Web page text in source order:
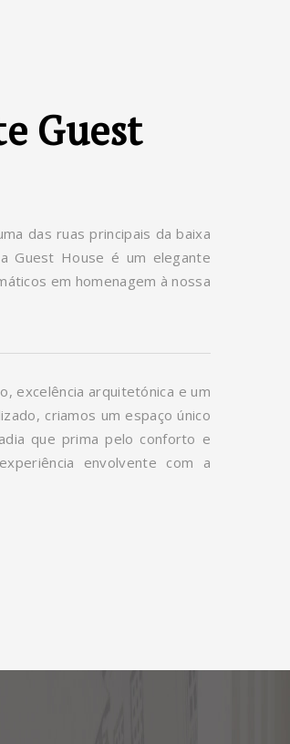
Guest
das ruas principais da baixa
Guest House é um elegante
em homenagem à nossa
excelência arquitetónica e um
criamos um espaço único
que prima pelo conforto e
envolvente com a